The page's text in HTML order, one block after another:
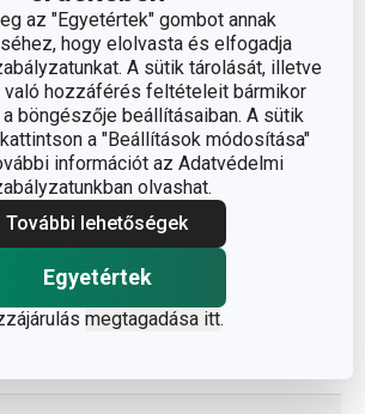
az "Egyetértek" gombot annak
hogy elolvasta és elfogadja
A sütik tárolását, illetve
való hozzáférés feltételeit bármikor
böngészője beállításaiban. A sütik
a "Beállítások módosítása"
információt az Adatvédelmi
olvashat.
További lehetőségek
Egyetértek
megtagadása itt.
(CM)
(CM)